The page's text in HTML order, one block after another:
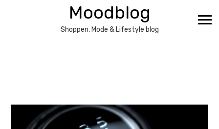
Moodblog
Shoppen, Mode & Lifestyle blog